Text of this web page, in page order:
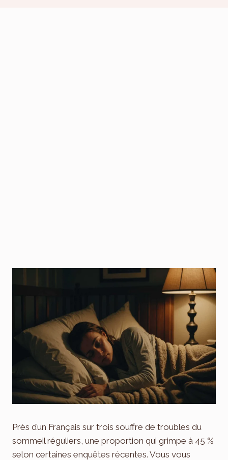
Près d’un Français sur trois souffre de troubles du
sommeil réguliers, une proportion qui grimpe à 45 %
selon certaines enquêtes récentes. Vous vous